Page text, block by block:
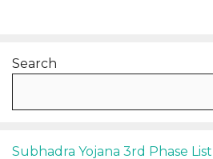
Search
Subhadra Yojana 3rd Phase